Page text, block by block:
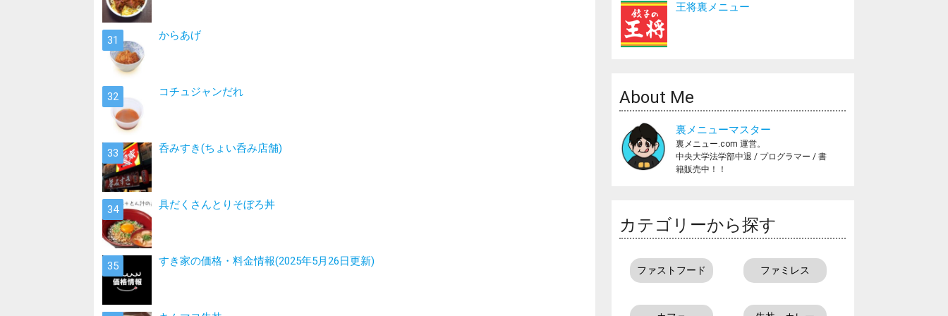
からあげ
コチュジャンだれ
呑みすき(ちょい呑み店舗)
具だくさんとりそぼろ丼
すき家の価格・料金情報(2025年5月26日更新)
王将裏メニュー
About Me
裏メニューマスター
裏メニュー.com 運営。
中央大学法学部中退 / プログラマー / 書
籍販売中！！
カテゴリーから探す
ファストフード ファミレス